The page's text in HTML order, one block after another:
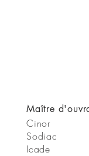
Maître
Cinor
Sodiac
Icade